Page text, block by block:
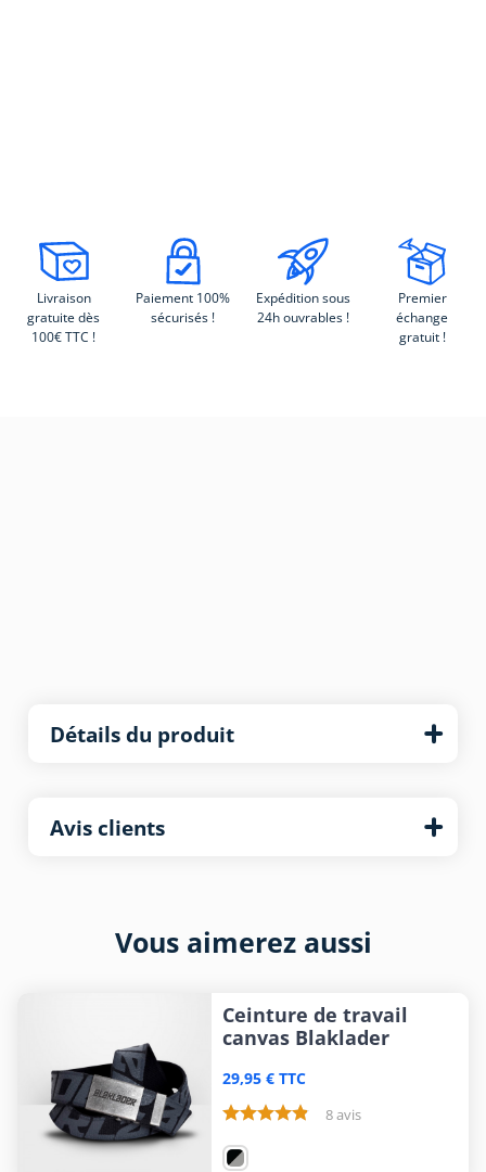
Livraison
gratuite dès
100€ TTC !
Paiement 100%
sécurisés !
Expédition sous
24h ouvrables !
Premier
échange
gratuit !
Détails du produit
Avis clients
Vous aimerez aussi
Ceinture de travail
canvas Blaklader
29,95 € TTC
8 avis